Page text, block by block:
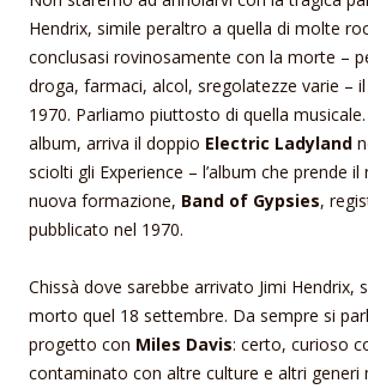
Hendrix, simile peraltro a quella di molte
conclusasi rovinosamente con la morte –
droga, farmaci, alcol, sregolatezze varie –
1970. Parliamo piuttosto di quella
album, arriva il doppio Electric Ladyland
sciolti gli Experience – l’album che prende
nuova formazione, Band of Gypsies,
pubblicato nel 1970.
Chissà dove sarebbe arrivato Jimi Hendrix,
morto quel 18 settembre. Da sempre si
progetto con Miles Davis: certo, curioso
contaminato con altre culture e altri generi